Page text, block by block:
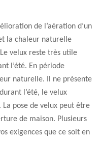
de l’aération d’un
la chaleur naturelle
velux reste très utile
l’été. En période
naturelle. Il ne présente
l’été, le velux
pose de velux peut être
de maison. Plusieurs
exigences que ce soit en